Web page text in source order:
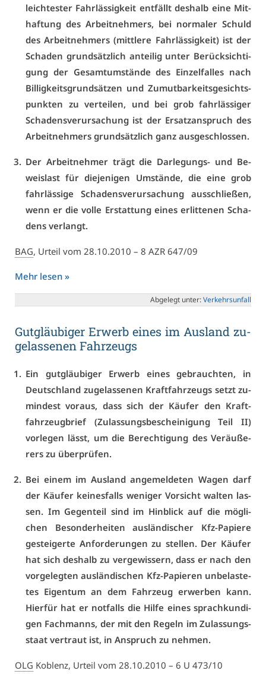
leich­tes­ter Fahr­läs­sig­keit ent­fällt des­halb ei­ne Mit­
haf­tung des Ar­beit­neh­mers, bei nor­ma­ler Schuld
des Ar­beit­neh­mers (mitt­le­re Fahr­läs­sig­keit) ist der
Scha­den grund­sätz­lich an­tei­lig un­ter Be­rück­sich­ti­
gung der Ge­samt­um­stän­de des Ein­zel­fal­les nach
Bil­lig­keits­grund­sät­zen und Zu­mut­bar­keits­ge­sichts­
punk­ten zu ver­tei­len, und bei grob fahr­läs­si­ger
Scha­dens­ver­ur­sa­chung ist der Er­satz­an­spruch des
Ar­beit­neh­mers grund­sätz­lich ganz aus­ge­schlos­sen.
Der Ar­beit­neh­mer trägt die Dar­le­gungs- und Be­
weis­last für die­je­ni­gen Um­stän­de, die ei­ne grob
fahr­läs­si­ge Scha­dens­ver­ur­sa­chung aus­schlie­ßen,
wenn er die vol­le Er­stat­tung ei­nes er­lit­te­nen Scha­
dens ver­langt.
BAG, Ur­teil vom 28.10.2010 – 8 AZR 647/09
Mehr le­sen »
Ab­ge­legt un­ter:Ver­kehrs­un­fall
Gut­gläu­bi­ger Er­werb ei­nes im Aus­land zu­
ge­las­se­nen Fahr­zeugs
Ein gut­gläu­bi­ger Er­werb ei­nes ge­brauch­ten, in
Deutsch­land zu­ge­las­se­nen Kraft­fahr­zeugs setzt zu­
min­dest vor­aus, dass sich der Käu­fer den Kraft­
fahr­zeug­brief (Zu­las­sungs­be­schei­ni­gung Teil II)
vor­le­gen lässt, um die Be­rech­ti­gung des Ver­äu­ße­
rers zu über­prü­fen.
Bei ei­nem im Aus­land an­ge­mel­de­ten Wa­gen darf
der Käu­fer kei­nes­falls we­ni­ger Vor­sicht wal­ten las­
sen. Im Ge­gen­teil sind im Hin­blick auf die mög­li­
chen Be­son­der­hei­ten aus­län­di­scher Kfz-Pa­pie­re
ge­stei­ger­te An­for­de­run­gen zu stel­len. Der Käu­fer
hat sich des­halb zu ver­ge­wis­sern, dass er nach den
vor­ge­leg­ten aus­län­di­schen Kfz-Pa­pie­ren un­be­las­te­
tes Ei­gen­tum an dem Fahr­zeug er­wer­ben kann.
Hier­für hat er not­falls die Hil­fe ei­nes sprach­kun­di­
gen Fach­manns, der mit den Re­geln im Zu­las­sungs­
staat ver­traut ist, in An­spruch zu neh­men.
OLG Ko­blenz, Ur­teil vom 28.10.2010 – 6 U 473/10